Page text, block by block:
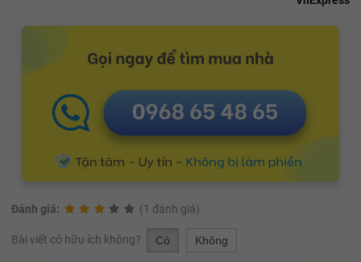
Đánh giá: (1 đánh giá)
Bài viết có hữu ích không? Có Không